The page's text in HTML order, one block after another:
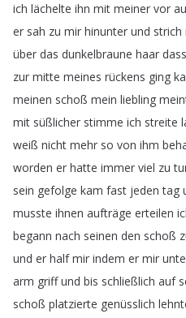
ich lächelte ihn mit meiner vor
er sah zu mir hinunter und strich
über das dunkelbraune haar dass
zur mitte meines rückens ging
meinen schoß mein liebling
mit süßlicher stimme ich streite
weiß nicht mehr so von ihm
worden er hatte immer viel zu
sein gefolge kam fast jeden tag
musste ihnen aufträge erteilen
begann nach seinen den schoß
und er half mir indem er mir
arm griff und bis schließlich auf
schoß platzierte genüsslich